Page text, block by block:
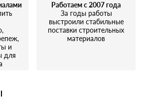
и
для
Работаем с 2007 года
За годы работы
выстроили стабильные
поставки строительных
материалов